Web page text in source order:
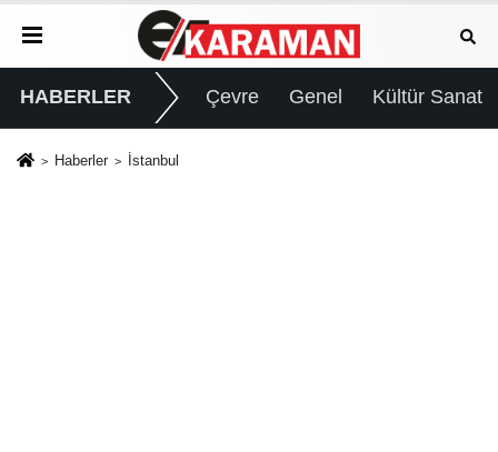
HABERLER Çevre Genel Kültür Sanat
Haberler İstanbul